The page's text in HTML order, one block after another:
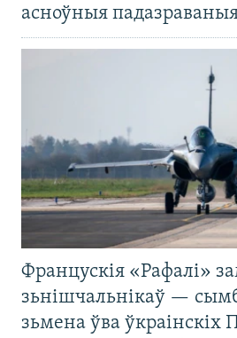
асноўныя
Францускія «Рафалі»
зьнішчальнікаў —
зьмена ўва ўкраінскіх